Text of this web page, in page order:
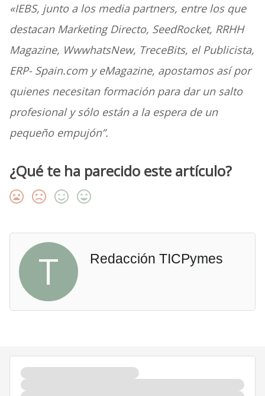
«IEBS, junto a los media partners, entre los que
destacan Marketing Directo, SeedRocket, RRHH
Magazine, WwwhatsNew, TreceBits, el Publicista,
ERP- Spain.com y eMagazine, apostamos así por
quienes necesitan formación para dar un salto
profesional y sólo están a la espera de un
pequeño empujón”.
¿Qué te ha parecido este artículo?
T Redacción TICPymes